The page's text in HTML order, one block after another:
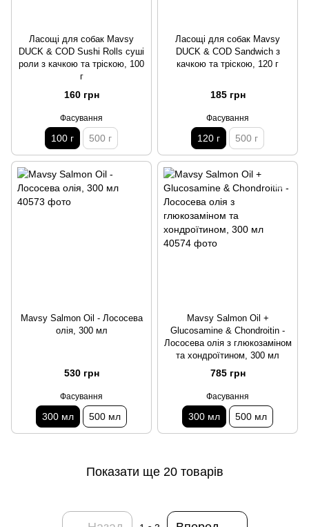
Ласощі для собак Mavsy
DUCK & COD Sushi Rolls суші
роли з качкою та тріскою, 100
г
160 грн
Фасування
100 г 500 г
Ласощі для собак Mavsy
DUCK & COD Sandwich з
качкою та тріскою, 120 г
185 грн
Фасування
120 г 500 г
Mavsy Salmon Oil - Лососева
олія, 300 мл
530 грн
Фасування
300 мл 500 мл
Mavsy Salmon Oil +
Glucosamine & Chondroitin -
Лососева олія з глюкозаміном
та хондроїтином, 300 мл
785 грн
Фасування
300 мл 500 мл
Показати ще 20 товарів